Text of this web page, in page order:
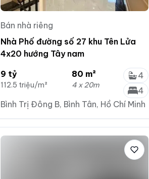
Bán nhà riêng
Nhà Phố đường số 27 khu Tên Lửa
4x20 hướng Tây nam
9 tỷ
112.5 triệu/m²
80 m²
4 x 20m
4
4
Bình Trị Đông B, Bình Tân, Hồ Chí Minh